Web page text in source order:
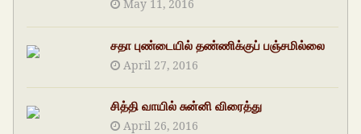
May 11, 2016
சதா புண்டையில் தண்ணிக்குப் பஞ்சமில்லை
April 27, 2016
சித்தி வாயில் சுன்னி விரைத்து
April 26, 2016